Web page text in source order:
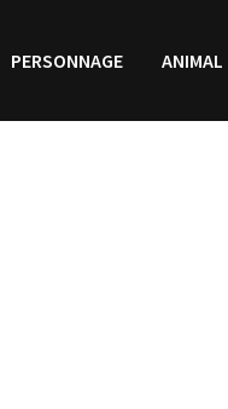
PERSONNAGE ANIMAL